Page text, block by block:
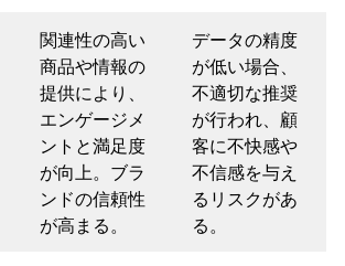
関連性の高い
商品や情報の
提供により、
エンゲージメ
ントと満足度
が向上。ブラ
ンドの信頼性
が高まる。
データの精度
が低い場合、
不適切な推奨
が行われ、顧
客に不快感や
不信感を与え
るリスクがあ
る。